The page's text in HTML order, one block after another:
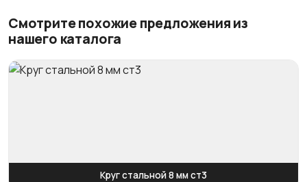
Смотрите похожие предложения из
нашего каталога
Круг стальной 8 мм ст3